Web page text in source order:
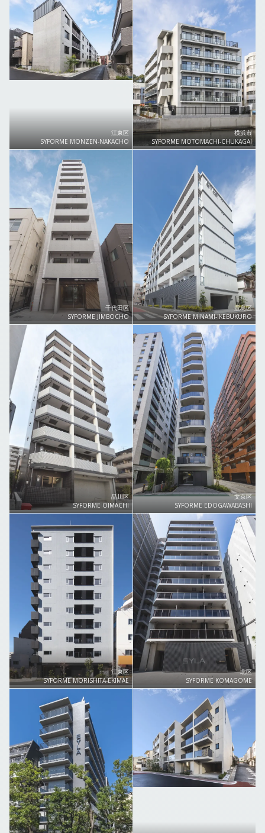
江東区
SYFORME MONZEN-NAKACHO
横浜市
SYFORME MOTOMACHI-CHUKAGAI
千代田区
SYFORME JIMBOCHO
豊島区
SYFORME MINAMI-IKEBUKURO
品川区
SYFORME OIMACHI
文京区
SYFORME EDOGAWABASHI
江東区
SYFORME MORISHITA-EKIMAE
北区
SYFORME KOMAGOME